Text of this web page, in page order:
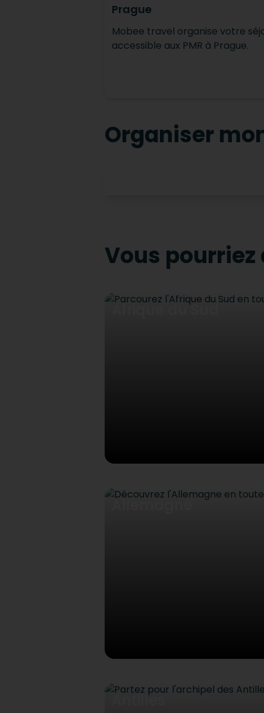
Prague
Mobee travel organise votre
accessible aux PMR à Prague.
Organiser
Vous pourriez
Afrique du Sud
Antilles